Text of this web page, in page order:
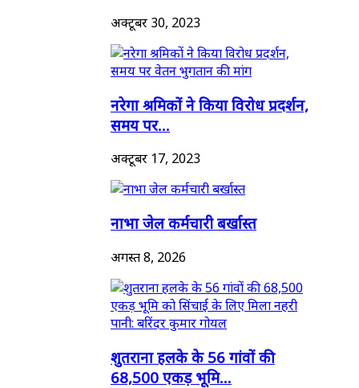
अक्टूबर 30, 2023
नरेगा श्रमिकों ने किया विरोध प्रदर्शन,
समय पर...
अक्टूबर 17, 2023
नाभा जेल कर्मचारी बर्खास्त
अगस्त 8, 2026
शुतराना हलके के 56 गांवों की
68,500 एकड़ भूमि...